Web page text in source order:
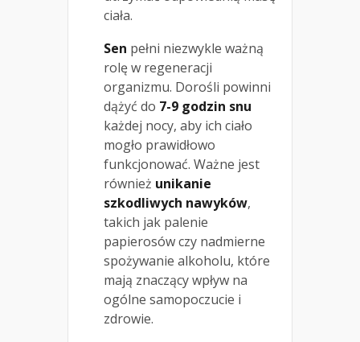
ciała.
Sen pełni niezwykle ważną
rolę w regeneracji
organizmu. Dorośli powinni
dążyć do 7-9 godzin snu
każdej nocy, aby ich ciało
mogło prawidłowo
funkcjonować. Ważne jest
również unikanie
szkodliwych nawyków,
takich jak palenie
papierosów czy nadmierne
spożywanie alkoholu, które
mają znaczący wpływ na
ogólne samopoczucie i
zdrowie.